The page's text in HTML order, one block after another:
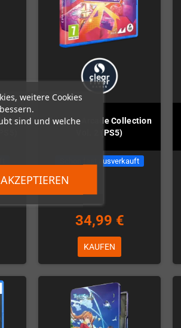
weitere Cookies
sind und welcheToaplan Arcade Collection
Vol. 2 (PS5)
Schon fast ausverkauft
34,99 €
KAUFEN